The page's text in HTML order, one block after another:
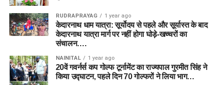
RUDRAPRAYAG 1 year ago
केदारनाथ धाम यात्रा: सूर्योदय से पहले और सूर्यास्त के बाद
केदारनाथ यात्रा मार्ग पर नहीं होगा घोड़े-खच्चरों का
संचालन….
NAINITAL 1 year ago
20वें गवर्नर्स कप गोल्फ टूर्नामेंट का राज्यपाल गुरमीत सिंह ने
किया उद्घाटन, पहले दिन 70 गोल्फरों ने लिया भाग…